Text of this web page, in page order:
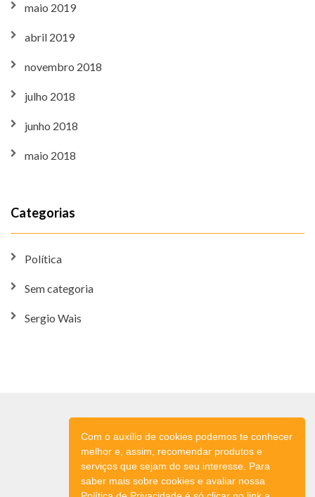
maio 2019
abril 2019
novembro 2018
julho 2018
junho 2018
maio 2018
Categorias
Política
Sem categoria
Sergio Wais
Com o auxílio de cookies podemos te conhecer
melhor e, assim, recomendar produtos e
serviços que sejam do seu interesse. Para
saber mais sobre cookies e avaliar nossa